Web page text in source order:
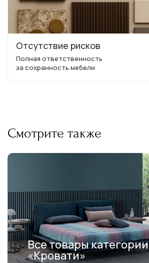
Отсутствие рисков
Полная ответственность
за сохранность мебели
Смотрите также
Все товары категории
«Кровати»